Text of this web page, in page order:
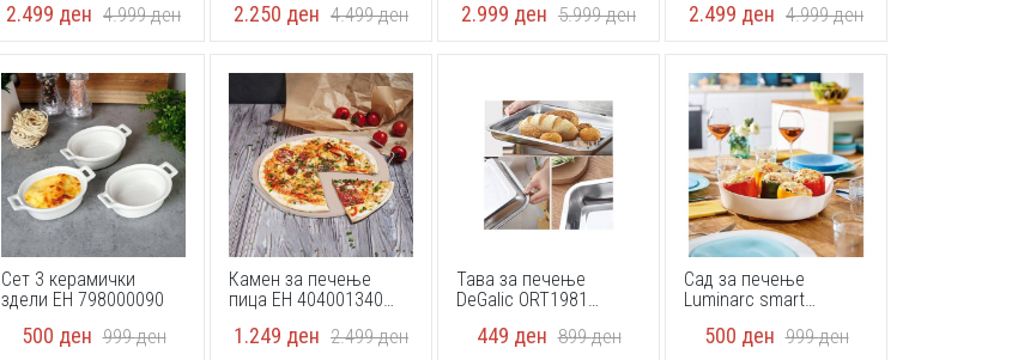
2.499 ден 4.999ден 2.250 ден 4.499ден 2.999 ден 5.999ден 2.499 ден 4.999ден
Сет 3 керамички
здели EH 798000090
500 ден 999ден
Камен за печење
пица EH 404001340
1.249 ден 2.499ден
Тава за печење
DeGalic ORT1981
449 ден 899ден
Сад за печење
Luminarc smart
500 ден 999ден